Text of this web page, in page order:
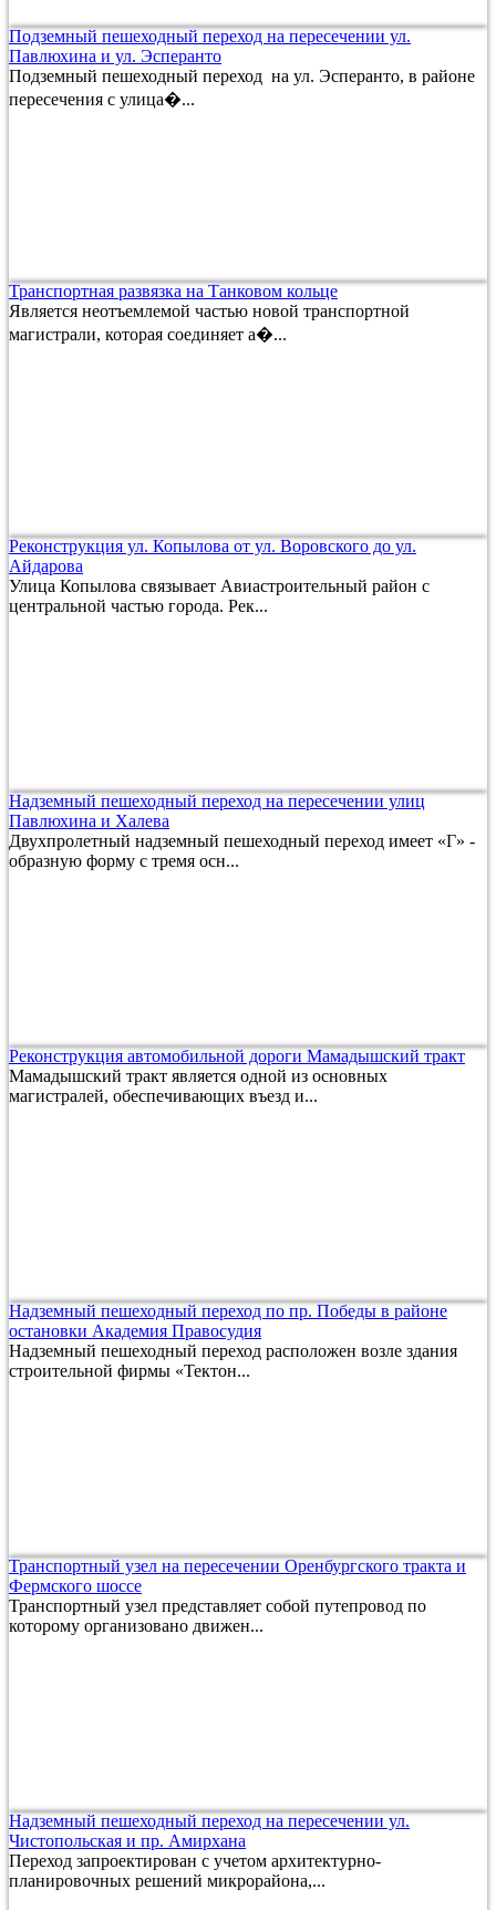
Подземный пешеходный переход на пересечении ул.
Павлюхина и ул. Эсперанто
Подземный пешеходный переход на ул. Эсперанто, в районе
пересечения с улица�...
Транспортная развязка на Танковом кольце
Является неотъемлемой частью новой транспортной
магистрали, которая соединяет а�...
Реконструкция ул. Копылова от ул. Воровского до ул.
Айдарова
Улица Копылова связывает Авиастроительный район с
центральной частью города. Рек...
Надземный пешеходный переход на пересечении улиц
Павлюхина и Халева
Двухпролетный надземный пешеходный переход имеет «Г» -
образную форму с тремя осн...
Реконструкция автомобильной дороги Мамадышский тракт
Мамадышский тракт является одной из основных
магистралей, обеспечивающих въезд и...
Надземный пешеходный переход по пр. Победы в районе
остановки Академия Правосудия
Надземный пешеходный переход расположен возле здания
строительной фирмы «Тектон...
Транспортный узел на пересечении Оренбургского тракта и
Фермского шоссе
Транспортный узел представляет собой путепровод по
которому организовано движен...
Надземный пешеходный переход на пересечении ул.
Чистопольская и пр. Амирхана
Переход запроектирован с учетом архитектурно-
планировочных решений микрорайона,...